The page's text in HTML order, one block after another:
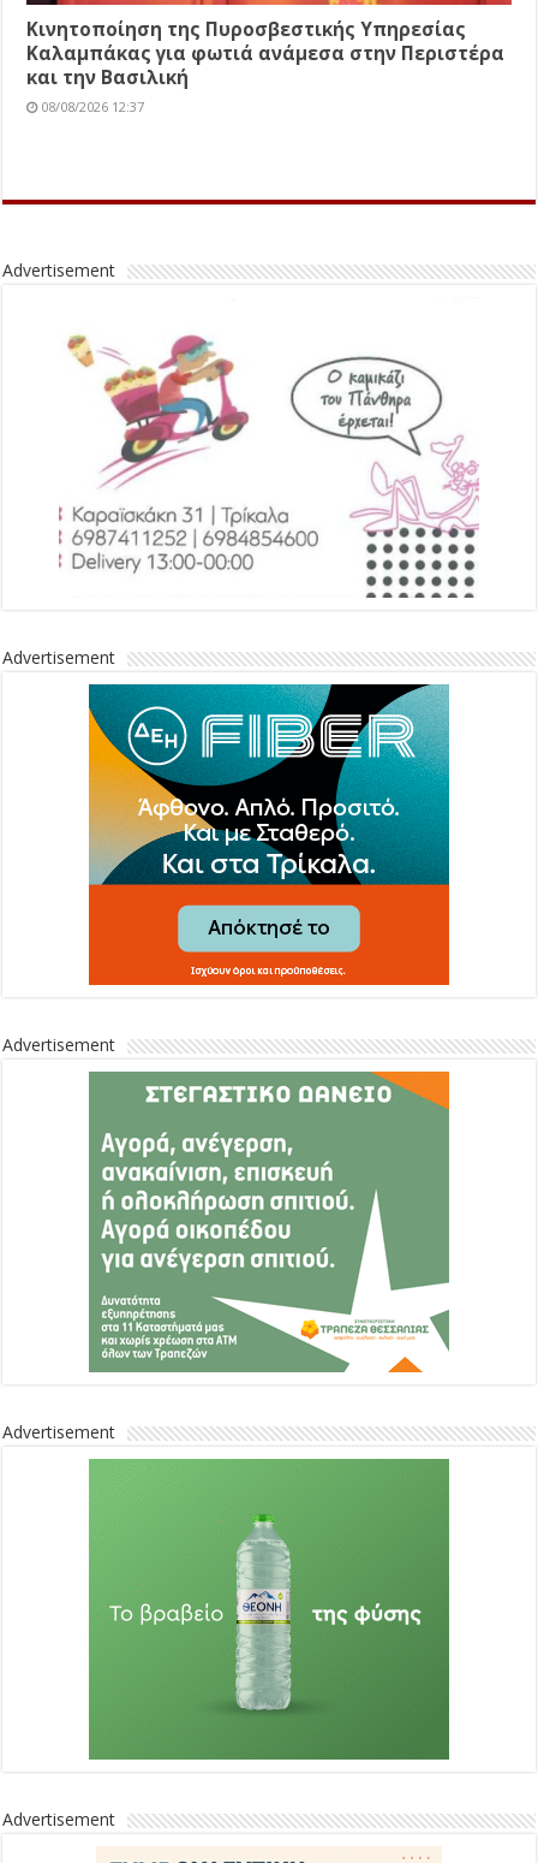
Κινητοποίηση της Πυροσβεστικής Υπηρεσίας
Καλαμπάκας για φωτιά ανάμεσα στην Περιστέρα
και την Βασιλική
08/08/2026 12:37
Advertisement
Advertisement
Advertisement
Advertisement
Advertisement